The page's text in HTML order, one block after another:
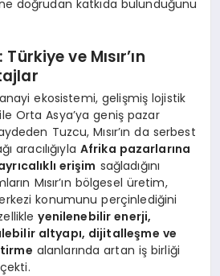
doğrudan katkıda bulunduğunu
ve Mısır’ın
ekosistemi, gelişmiş lojistik
Orta Asya’ya geniş pazar
Tuzcu, Mısır’ın da serbest
aracılığıyla Afrika pazarlarına
erişim sağladığını
Mısır’ın bölgesel üretim,
konumunu perçinlediğini
yenilenebilir enerji,
altyapı, dijitalleşme ve
alanlarında artan iş birliği